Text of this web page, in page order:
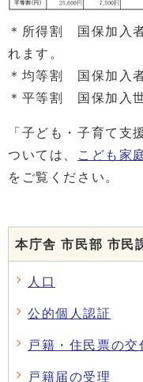
＊所得割 国保加入
れます。
＊均等割 国保加入
＊平等割 国保加入
「子ども・子育て支
ついては、
こども家
をご覧ください。
本庁舎 市民部 市民
人口
公的個人認証
戸籍・住民票の交
戸籍届の受理